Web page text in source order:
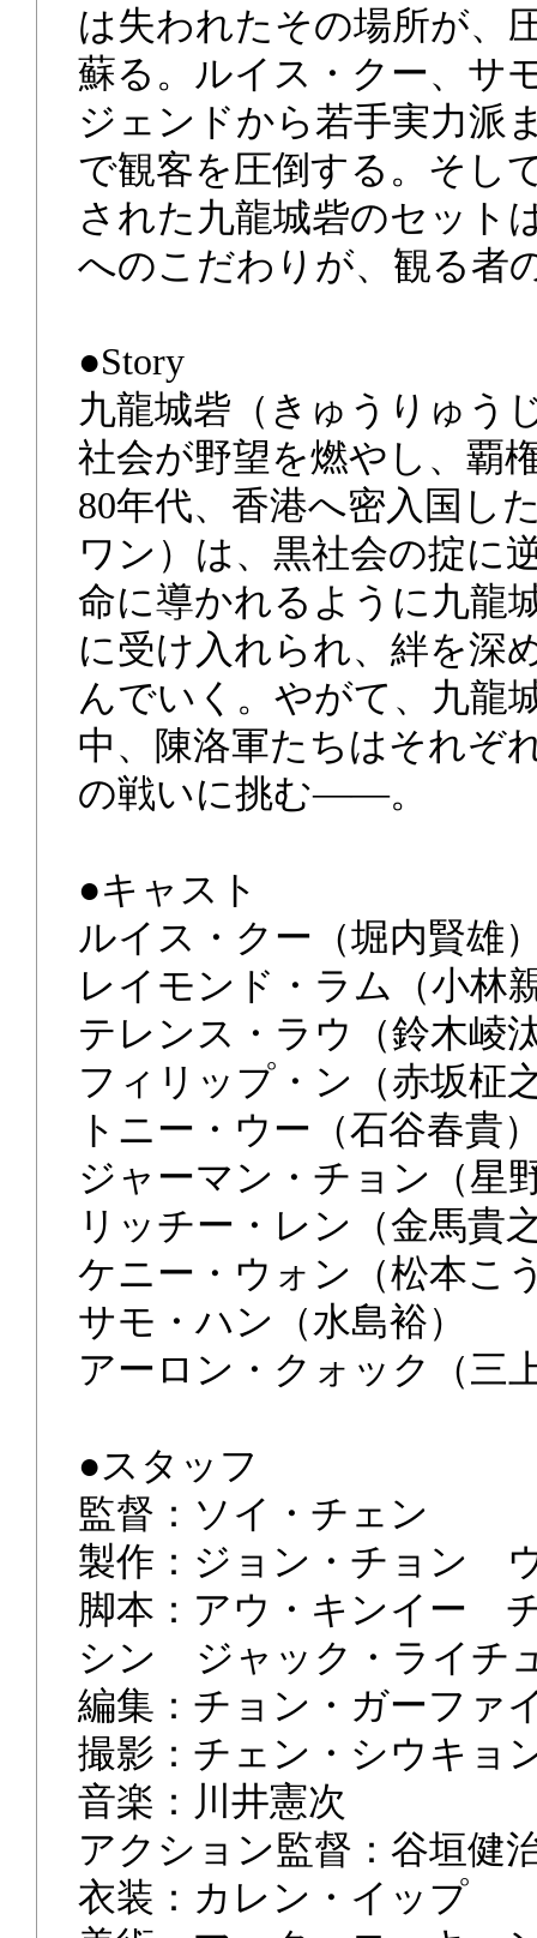
は失われたその場所が、
蘇る。ルイス・クー、サ
ジェンドから若手実力派
で観客を圧倒する。そし
された九龍城砦のセット
へのこだわりが、観る者
●Story
九龍城砦（きゅうりゅ
社会が野望を燃やし、覇
80年代、香港へ密入国し
ワン）は、黒社会の掟に
命に導かれるように九龍
に受け入れられ、絆を深
んでいく。やがて、九龍
中、陳洛軍たちはそれぞ
の戦いに挑む――。
●キャスト
ルイス・クー（堀内賢雄
レイモンド・ラム（小林
テレンス・ラウ（鈴木崚
フィリップ・ン（赤坂柾
トニー・ウー（石谷春貴
ジャーマン・チョン（星
リッチー・レン（金馬貴
ケニー・ウォン（松本こ
サモ・ハン（水島裕）
アーロン・クォック（三
●スタッフ
監督：ソイ・チェン
製作：ジョン・チョン
脚本：アウ・キンイー
シン ジャック・ライチ
編集：チョン・ガーファ
撮影：チェン・シウキョ
音楽：川井憲次
アクション監督：谷垣健
衣装：カレン・イップ